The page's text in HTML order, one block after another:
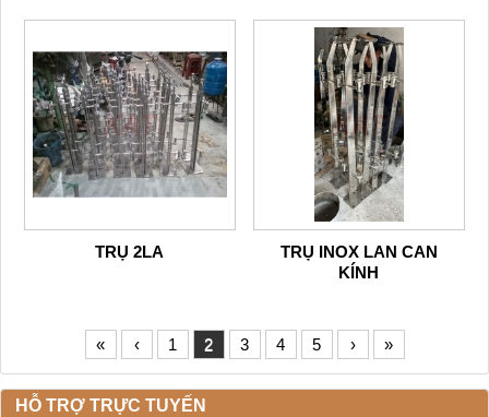
TRỤ 2LA
TRỤ INOX LAN CAN
KÍNH
« ‹ 1 2 3 4 5 › »
HỖ TRỢ TRỰC TUYẾN